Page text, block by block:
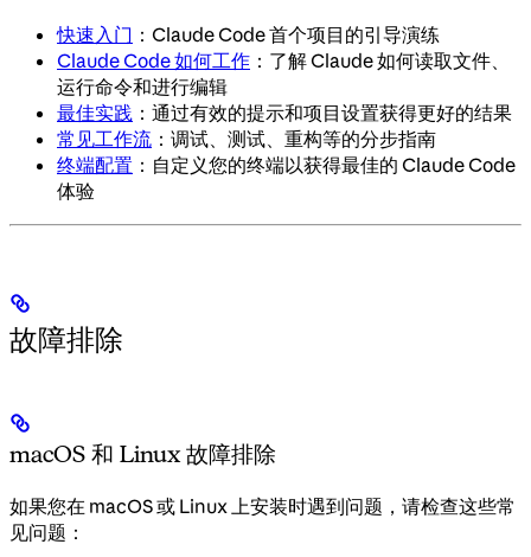
快速入门 ：Claude Code 首个项目的引导演练
Claude Code 如何工作 ：了解 Claude 如何读取文件、
运行命令和进行编辑
最佳实践 ：通过有效的提示和项目设置获得更好的结果
常见工作流 ：调试、测试、重构等的分步指南
终端配置 ：自定义您的终端以获得最佳的 Claude Code
体验
故障排除
macOS 和 Linux 故障排除
如果您在 macOS 或 Linux 上安装时遇到问题，请检查这些常
见问题：